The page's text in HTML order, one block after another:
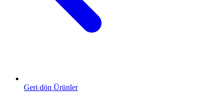
Geri dön Ürünler